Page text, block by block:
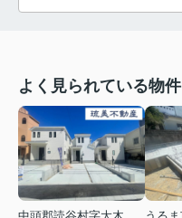
よく見られている物件